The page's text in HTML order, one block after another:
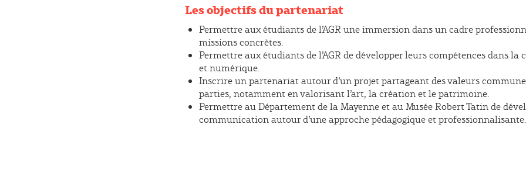
Les objectifs du partenariat
Permettre aux étudiants de l’AGR une immersion dans un cadre
missions concrètes.
Permettre aux étudiants de l’AGR de développer leurs compétences dans
et numérique.
Inscrire un partenariat autour d’un projet partageant des valeurs
parties, notamment en valorisant l’art, la création et le patrimoine.
Permettre au Département de la Mayenne et au Musée Robert Tatin de
communication autour d’une approche pédagogique et professionnalisante.